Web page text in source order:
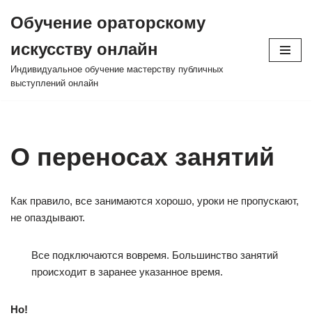
к
содержимому
Обучение ораторскому
искусству онлайн
Индивидуальное обучение мастерству публичных
выступлений онлайн
О переносах занятий
Как правило, все занимаются хорошо, уроки не пропускают,
не опаздывают.
Все подключаются вовремя. Большинство занятий
происходит в заранее указанное время.
Но!